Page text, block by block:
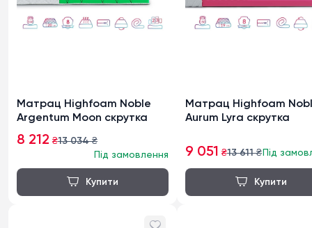
Матрац Highfoam Noble
Argentum Moon скрутка
8 212 ₴13 034₴
Під замовлення
Матрац Highfoam
Aurum Lyra скрутка
9 051 ₴13 611₴ Під